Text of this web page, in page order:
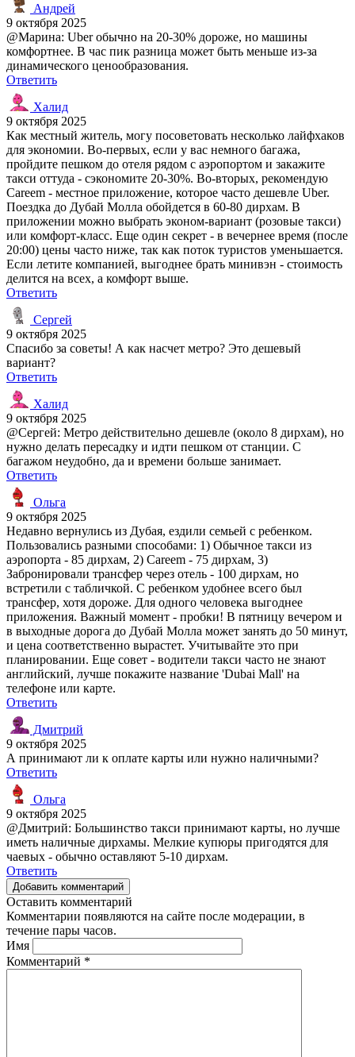
Андрей
9 октября 2025
@Марина: Uber обычно на 20-30% дороже, но машины
комфортнее. В час пик разница может быть меньше из-за
динамического ценообразования.
Ответить
Халид
9 октября 2025
Как местный житель, могу посоветовать несколько лайфхаков
для экономии. Во-первых, если у вас немного багажа,
пройдите пешком до отеля рядом с аэропортом и закажите
такси оттуда - сэкономите 20-30%. Во-вторых, рекомендую
Careem - местное приложение, которое часто дешевле Uber.
Поездка до Дубай Молла обойдется в 60-80 дирхам. В
приложении можно выбрать эконом-вариант (розовые такси)
или комфорт-класс. Еще один секрет - в вечернее время (после
20:00) цены часто ниже, так как поток туристов уменьшается.
Если летите компанией, выгоднее брать минивэн - стоимость
делится на всех, а комфорт выше.
Ответить
Сергей
9 октября 2025
Спасибо за советы! А как насчет метро? Это дешевый
вариант?
Ответить
Халид
9 октября 2025
@Сергей: Метро действительно дешевле (около 8 дирхам), но
нужно делать пересадку и идти пешком от станции. С
багажом неудобно, да и времени больше занимает.
Ответить
Ольга
9 октября 2025
Недавно вернулись из Дубая, ездили семьей с ребенком.
Пользовались разными способами: 1) Обычное такси из
аэропорта - 85 дирхам, 2) Careem - 75 дирхам, 3)
Забронировали трансфер через отель - 100 дирхам, но
встретили с табличкой. С ребенком удобнее всего был
трансфер, хотя дороже. Для одного человека выгоднее
приложения. Важный момент - пробки! В пятницу вечером и
в выходные дорога до Дубай Молла может занять до 50 минут,
и цена соответственно вырастет. Учитывайте это при
планировании. Еще совет - водители такси часто не знают
английский, лучше покажите название 'Dubai Mall' на
телефоне или карте.
Ответить
Дмитрий
9 октября 2025
А принимают ли к оплате карты или нужно наличными?
Ответить
Ольга
9 октября 2025
@Дмитрий: Большинство такси принимают карты, но лучше
иметь наличные дирхамы. Мелкие купюры пригодятся для
чаевых - обычно оставляют 5-10 дирхам.
Ответить
Добавить комментарий
Оставить комментарий
Комментарии появляются на сайте после модерации, в
течение пары часов.
Имя
Комментарий *